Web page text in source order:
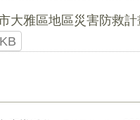
大雅區地區災害防救計